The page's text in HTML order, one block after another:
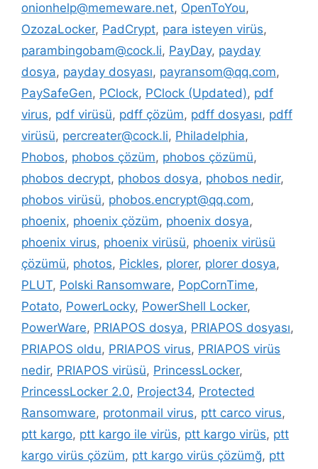
onionhelp@memeware.net, OpenToYou,
OzozaLocker, PadCrypt, para isteyen virüs,
parambingobam@cock.li, PayDay, payday
dosya, payday dosyası, payransom@qq.com,
PaySafeGen, PClock, PClock (Updated), pdf
virus, pdf virüsü, pdff çözüm, pdff dosyası, pdff
virüsü, percreater@cock.li, Philadelphia,
Phobos, phobos çözüm, phobos çözümü,
phobos decrypt, phobos dosya, phobos nedir,
phobos virüsü, phobos.encrypt@qq.com,
phoenix, phoenix çözüm, phoenix dosya,
phoenix virus, phoenix virüsü, phoenix virüsü
çözümü, photos, Pickles, plorer, plorer dosya,
PLUT, Polski Ransomware, PopCornTime,
Potato, PowerLocky, PowerShell Locker,
PowerWare, PRIAPOS dosya, PRIAPOS dosyası,
PRIAPOS oldu, PRIAPOS virus, PRIAPOS virüs
nedir, PRIAPOS virüsü, PrincessLocker,
PrincessLocker 2.0, Project34, Protected
Ransomware, protonmail virus, ptt carco virus,
ptt kargo, ptt kargo ile virüs, ptt kargo virüs, ptt
kargo virüs çözüm, ptt kargo virüs çözümğ, ptt